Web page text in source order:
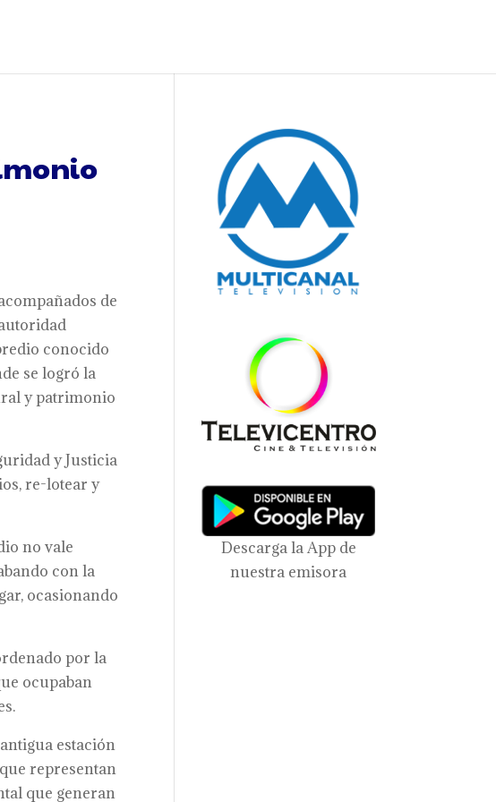
de
conocido
se logró la
y patrimonio
y Justicia
re-lotear y
no vale
con la
ocasionando
por la
ocupaban
estación
representan
que generan
Descarga la App de
nuestra emisora